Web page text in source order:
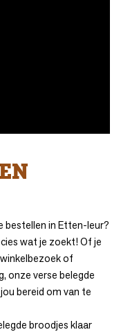
bestellen in Etten-leur?
wat je zoekt! Of je
of
onze verse belegde
bereid om van te
broodjes klaar